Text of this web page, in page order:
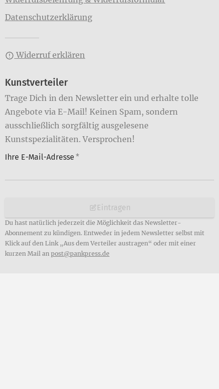
Datenschutzerklärung
Widerruf erklären
Kunstverteiler
Trage Dich in den Newsletter ein und erhalte tolle
Angebote via E-Mail! Keinen Spam, sondern
ausschließlich sorgfältig ausgelesene
Kunstspezialitäten. Versprochen!
Ihre E-Mail-Adresse *
Eintragen
Du hast natürlich jederzeit die Möglichkeit das Newsletter-
Abonnement zu kündigen. Entweder in jedem Newsletter selbst mit
Klick auf den Link „Aus dem Verteiler austragen“ oder mit einer
kurzen Mail an post@pankpress.de